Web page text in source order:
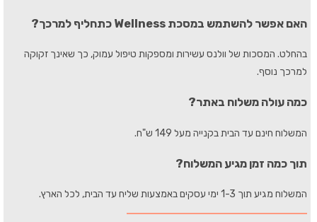
האם אפשר להשתמש במסכת Wellness כתחליף למרכך?
בהחלט. המסכות של וולנס עשירות ומספקות טיפול עמוק, כך שאינך זקוקה
למרכך נוסף.
כמה עולה משלוח באתר?
המשלוח חינם עד הבית בקנייה מעל 149 ש"ח.
תוך כמה זמן מגיע המשלוח?
המשלוח מגיע תוך 1-3 ימי עסקים באמצעות שליח עד הבית, לכל הארץ.